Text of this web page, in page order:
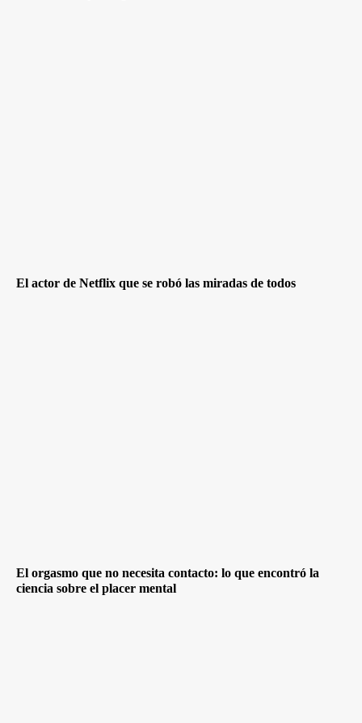
El actor de Netflix que se robó las miradas de todos
El orgasmo que no necesita contacto: lo que encontró la
ciencia sobre el placer mental